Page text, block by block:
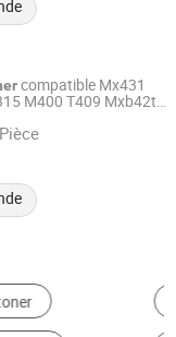
compatible Mx431
M400 T409 Mxb42t
Ricoh M400fw
B427